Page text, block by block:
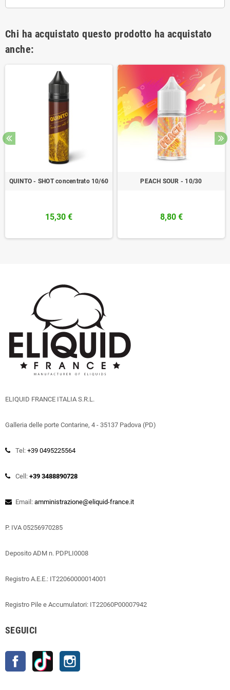
Chi ha acquistato questo prodotto ha acquistato
anche:
QUINTO - SHOT concentrato 10/60
15,30 €
PEACH SOUR - 10/30
8,80 €
ELIQUID FRANCE ITALIA S.R.L.
Galleria delle porte Contarine, 4 - 35137 Padova (PD)
Tel: +39 0495225564
Cell: +39 3488890728
Email: amministrazione@eliquid-france.it
P. IVA 05256970285
Deposito ADM n. PDPLI0008
Registro A.E.E.: IT22060000014001
Registro Pile e Accumulatori: IT22060P00007942
SEGUICI
Facebook TikTok